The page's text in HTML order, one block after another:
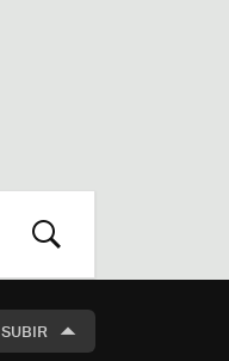
BUSCAR
SUBIR